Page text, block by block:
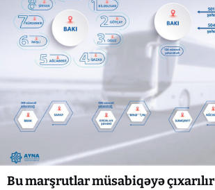
Bu marşrutlar müsabiqəyə çıxarılır